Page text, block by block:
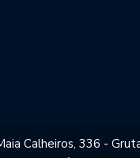
Calheiros, 336 -